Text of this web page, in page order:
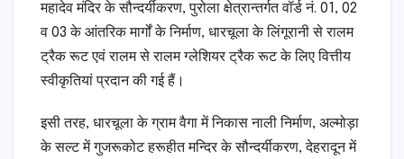
महादेव मंदिर के सौन्दर्यीकरण, पुरोला क्षेत्रान्तर्गत वॉर्ड नं. 01, 02
व 03 के आंतरिक मार्गों के निर्माण, धारचूला के लिंगूरानी से रालम
ट्रैक रूट एवं रालम से रालम ग्लेशियर ट्रैक रूट के लिए वित्तीय
स्वीकृतियां प्रदान की गई हैं।
इसी तरह, धारचूला के ग्राम वैगा में निकास नाली निर्माण, अल्मोड़ा
के सल्ट में गुजरूकोट हरूहीत मन्दिर के सौन्दर्यीकरण, देहरादून में